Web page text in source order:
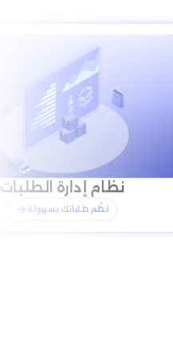
تكاملات جاهزة للتشغيل
اربط القنوات فورًا
نظام إدارة الطلبات
نظّم طلباتك بسهولة